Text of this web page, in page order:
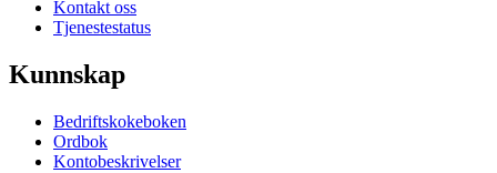
Kontakt oss
Tjenestestatus
Kunnskap
Bedriftskokeboken
Ordbok
Kontobeskrivelser